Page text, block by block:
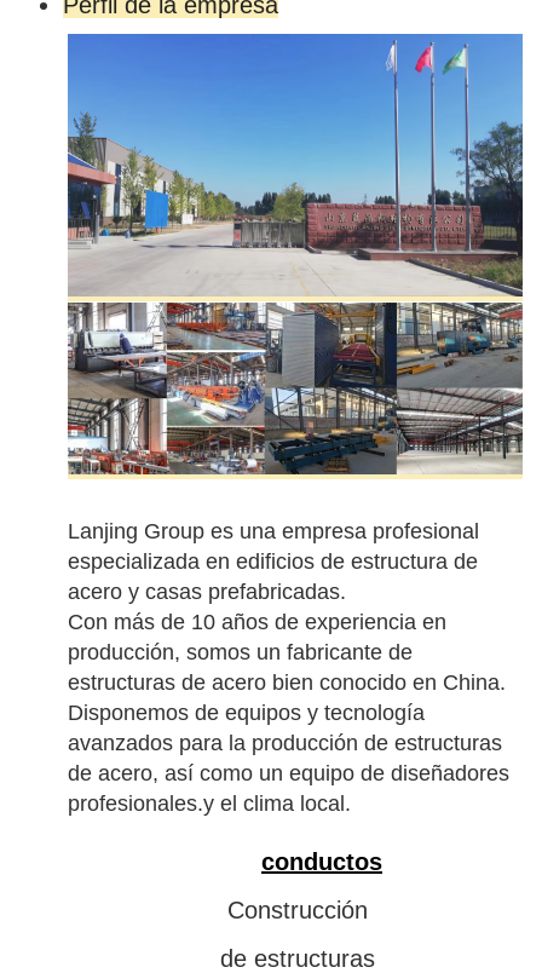
Lanjing Group es una empresa profesional
especializada en edificios de estructura de
acero y casas prefabricadas.
Con más de 10 años de experiencia en
producción, somos un fabricante de
estructuras de acero bien conocido en China.
Disponemos de equipos y tecnología
avanzados para la producción de estructuras
de acero, así como un equipo de diseñadores
profesionales.y el clima local.
conductos
Construcción
de estructuras